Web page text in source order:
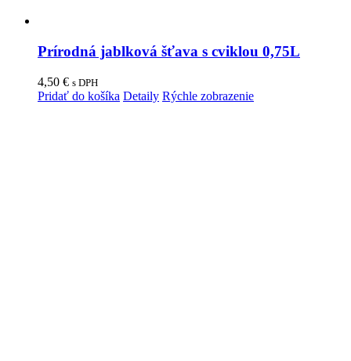
Prírodná jablková šťava s cviklou 0,75L
4,50 € s DPH
Pridať do košíka Detaily Rýchle zobrazenie